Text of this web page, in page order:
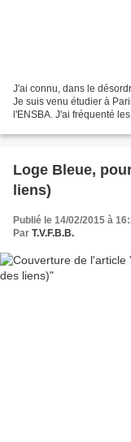
J'ai connu, dans le
Je suis venu étudier à
l'ENSBA. J'ai fréquenté
Loge Bleue,
liens)
Publié le 14/02/2015 à
Par T.V.F.B.B.